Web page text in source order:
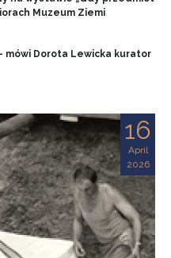
Muzeum Ziemi
mówi Dorota Lewicka kurator
16
April
2026